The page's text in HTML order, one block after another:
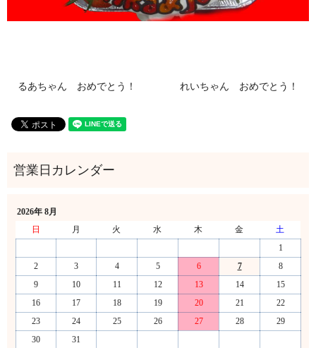
るあちゃん おめでとう！ れいちゃん おめでとう！
2026年 8月
日
月 火 水 木 金
土
1
2
3 4 5 6 7
8
9
10 11 12 13 14
15
16
17 18 19 20 21
22
23
24 25 26 27 28
29
30
31